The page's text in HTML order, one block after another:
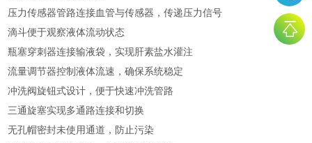
压力传感器管路连接血管与传感器，传递压力信号
滴斗便于观察液体流动状态
瓶塞穿刺器连接输液袋，实现肝素盐水灌注
流量调节器控制液体流速，确保系统稳定
冲洗阀旋钮式设计，便于快速冲洗管路
三通旋塞实现多通路连接和切换
无孔帽密封未使用通道，防止污染